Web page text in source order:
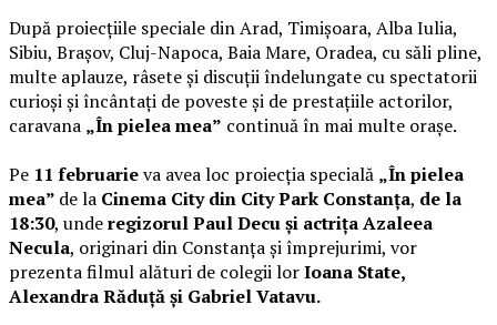
După proiecțiile speciale din Arad, Timișoara, Alba Iulia,
Sibiu, Brașov, Cluj-Napoca, Baia Mare, Oradea, cu săli pline,
multe aplauze, râsete și discuții îndelungate cu spectatorii
curioși și încântați de poveste și de prestațiile actorilor,
caravana „În pielea mea” continuă în mai multe orașe.
Pe 11 februarieva avea loc proiecția specială „În pielea
mea” de la Cinema City din City Park Constanța, de la
18:30, underegizorul Paul Decu și actrița Azaleea
Necula, originari din Constanța și împrejurimi, vor
prezenta filmul alături de colegii lorIoana State,
Alexandra Răduță și Gabriel Vatavu.